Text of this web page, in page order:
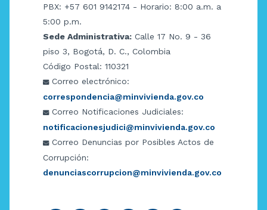
PBX: +57 601 9142174 - Horario: 8:00 a.m. a
5:00 p.m.
Sede Administrativa: Calle 17 No. 9 - 36
piso 3, Bogotá, D. C., Colombia
Código Postal: 110321
Correo electrónico:
correspondencia@minvivienda.gov.co
Correo Notificaciones Judiciales:
notificacionesjudici@minvivienda.gov.co
Correo Denuncias por Posibles Actos de
Corrupción:
denunciascorrupcion@minvivienda.gov.co